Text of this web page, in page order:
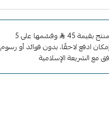
بقيمة 45
وقسّمها على 5
ادفع لاحقًا، بدون فوائد أو رسوم
مع الشريعة الإسلامية